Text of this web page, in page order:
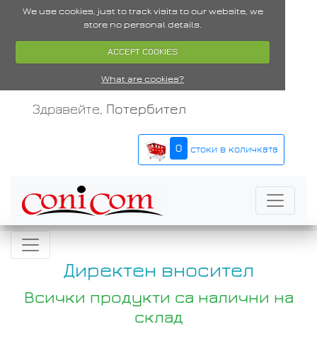
We use cookies, just to track visits to our website, we
store no personal details.
ACCEPT COOKIES
What are cookies?
Здравейте, Потербител
0 стоки в количката
Директен вносител
Всички продукти са налични на
склад